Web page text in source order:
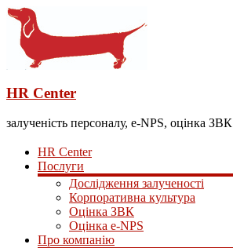
HR Center
залученість персоналу, e-NPS, оцінка ЗВК
HR Center
Послуги
Дослідження залученості
Корпоративна культура
Оцінка ЗВК
Оцінка e-NPS
Про компанію